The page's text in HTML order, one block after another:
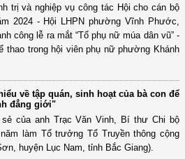
trị và nghiệp vụ công tác Hội cho cán bộ
2024 - Hội LHPN phường Vĩnh Phước,
công lễ ra mắt “Tổ phụ nữ múa dân vũ” -
thao trong hội viên phụ nữ phường Khánh
về tập quán, sinh hoạt của bà con để
đẳng giới"
của anh Trạc Văn Vinh, Bí thư Chi bộ
làm Tổ trưởng Tổ Truyền thông cộng
huyện Lục Nam, tỉnh Bắc Giang).